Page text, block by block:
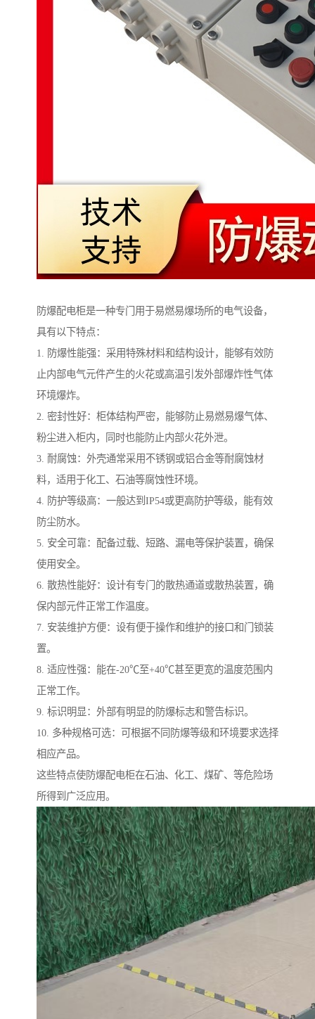
防爆配电柜是一种专门用于易燃易爆场所的电气设备，
具有以下特点：
1. 防爆性能强：采用特殊材料和结构设计，能够有效防
止内部电气元件产生的火花或高温引发外部爆炸性气体
环境爆炸。
2. 密封性好：柜体结构严密，能够防止易燃易爆气体、
粉尘进入柜内，同时也能防止内部火花外泄。
3. 耐腐蚀：外壳通常采用不锈钢或铝合金等耐腐蚀材
料，适用于化工、石油等腐蚀性环境。
4. 防护等级高：一般达到IP54或更高防护等级，能有效
防尘防水。
5. 安全可靠：配备过载、短路、漏电等保护装置，确保
使用安全。
6. 散热性能好：设计有专门的散热通道或散热装置，确
保内部元件正常工作温度。
7. 安装维护方便：设有便于操作和维护的接口和门锁装
置。
8. 适应性强：能在-20℃至+40℃甚至更宽的温度范围内
正常工作。
9. 标识明显：外部有明显的防爆标志和警告标识。
10. 多种规格可选：可根据不同防爆等级和环境要求选择
相应产品。
这些特点使防爆配电柜在石油、化工、煤矿、等危险场
所得到广泛应用。